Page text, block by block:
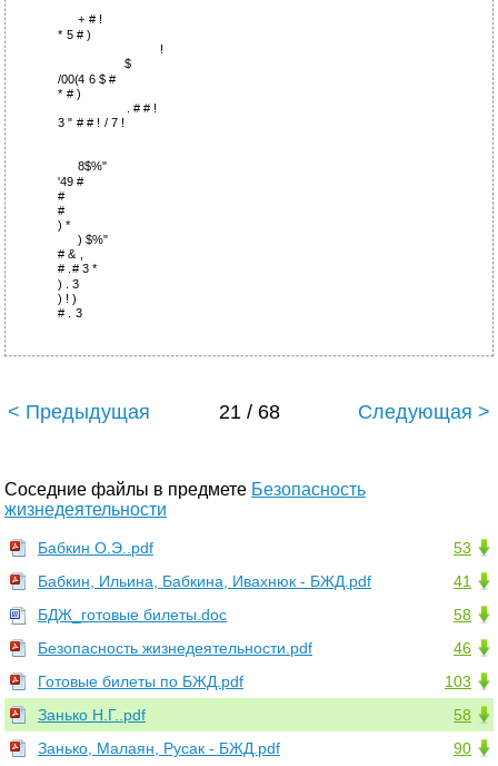
+ # !
* 5 # )
!
$
/00(4 6 $ #
* # )
. # # !
3 " # # ! / 7 !
8$%"
'49 #
#
#
) *
) $%"
# & ,
# .# 3 *
) . 3
) ! )
# . 3
< Предыдущая 21 / 68 Следующая >
Соседние файлы в предмете Безопасность
жизнедеятельности
53
Бабкин О.Э..pdf
41
Бабкин, Ильина, Бабкина, Ивахнюк - БЖД.pdf
58
БДЖ_готовые билеты.doc
46
Безопасность жизнедеятельности.pdf
103
Готовые билеты по БЖД.pdf
58
Занько Н.Г..pdf
90
Занько, Малаян, Русак - БЖД.pdf